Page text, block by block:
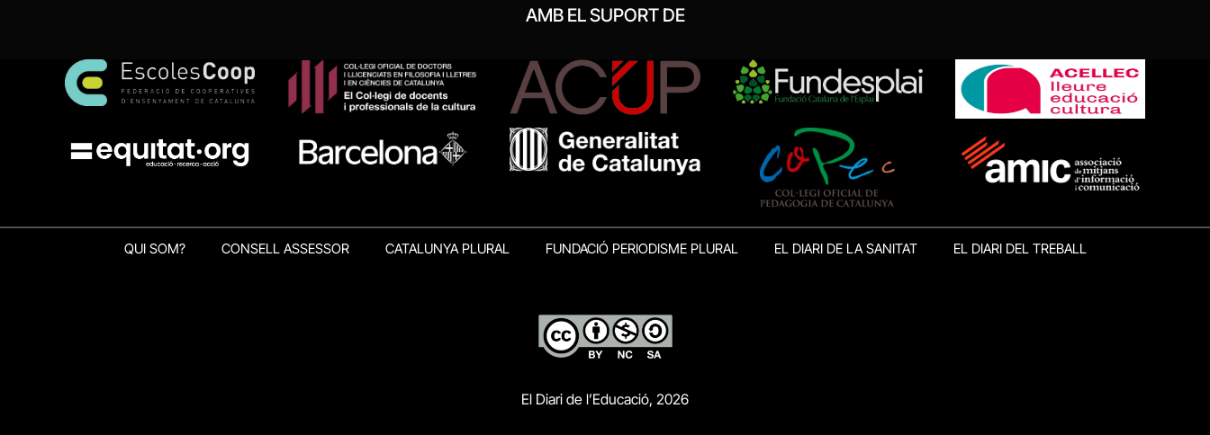
AMB EL SUPORT DE
QUI SOM? CONSELL ASSESSOR CATALUNYA PLURAL FUNDACIÓ PERIODISME PLURAL EL DIARI DE LA SANITAT EL DIARI DEL TREBALL
El Diari de l’Educació, 2026